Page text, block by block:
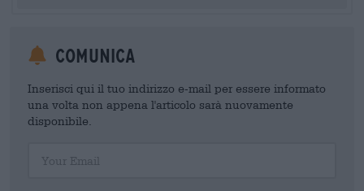
Comunica
Inserisci qui il tuo indirizzo e-mail per essere informato
una volta non appena l'articolo sarà nuovamente
disponibile.